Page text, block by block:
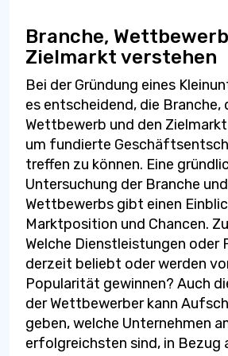
Branche,
Zielmarkt verstehen
Bei der Gründung eines
es entscheidend, die Branche,
Wettbewerb und den
um fundierte
treffen zu können. Eine
Untersuchung der Branche
Wettbewerbs gibt einen
Marktposition und Chancen.
Welche Dienstleistungen oder
derzeit beliebt oder werden
Popularität gewinnen? Auch
der Wettbewerber kann
geben, welche Unternehmen
erfolgreichsten sind, in Bezug